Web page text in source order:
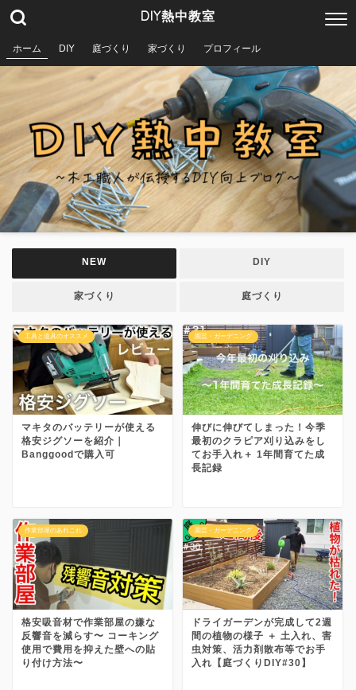
DIY熱中教室
ホーム DIY 庭づくり 家づくり プロフィール
NEW DIY
家づくり 庭づくり
工具と道具のオススメ
マキタのバッテリーが使える
格安ジグソーを紹介｜
Banggoodで購入可
園芸・ガーデニング
伸びに伸びてしまった！今季
最初のクラピア刈り込みをし
てお手入れ＋ 1年間育てた成
長記録
作業部屋のあれこれ
格安吸音材で作業部屋の嫌な
反響音を減らす〜 コーキング
使用で費用を抑えた壁への貼
り付け方法〜
園芸・ガーデニング
ドライガーデンが完成して2週
間の植物の様子 ＋ 土入れ、害
虫対策、活力剤散布等でお手
入れ【庭づくりDIY#30】